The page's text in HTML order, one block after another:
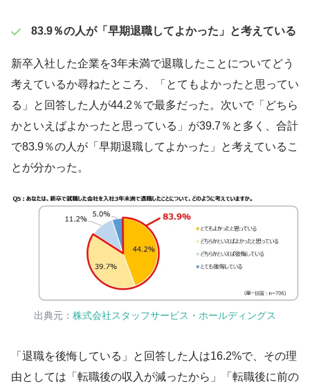
83.9％の人が「早期退職してよかった」と考えている
新卒入社した企業を3年未満で退職したことについてどう
考えているか尋ねたところ、「とてもよかったと思ってい
る」と回答した人が44.2％で最多だった。次いで「どちら
かといえばよかったと思っている」が39.7％と多く、合計
で83.9％の人が「早期退職してよかった」と考えているこ
とが分かった。
出典元： 株式会社スタッフサービス・ホールディングス
「退職を後悔している」と回答した人は16.2%で、その理
由としては「転職後の収入が減ったから」「転職後に前の